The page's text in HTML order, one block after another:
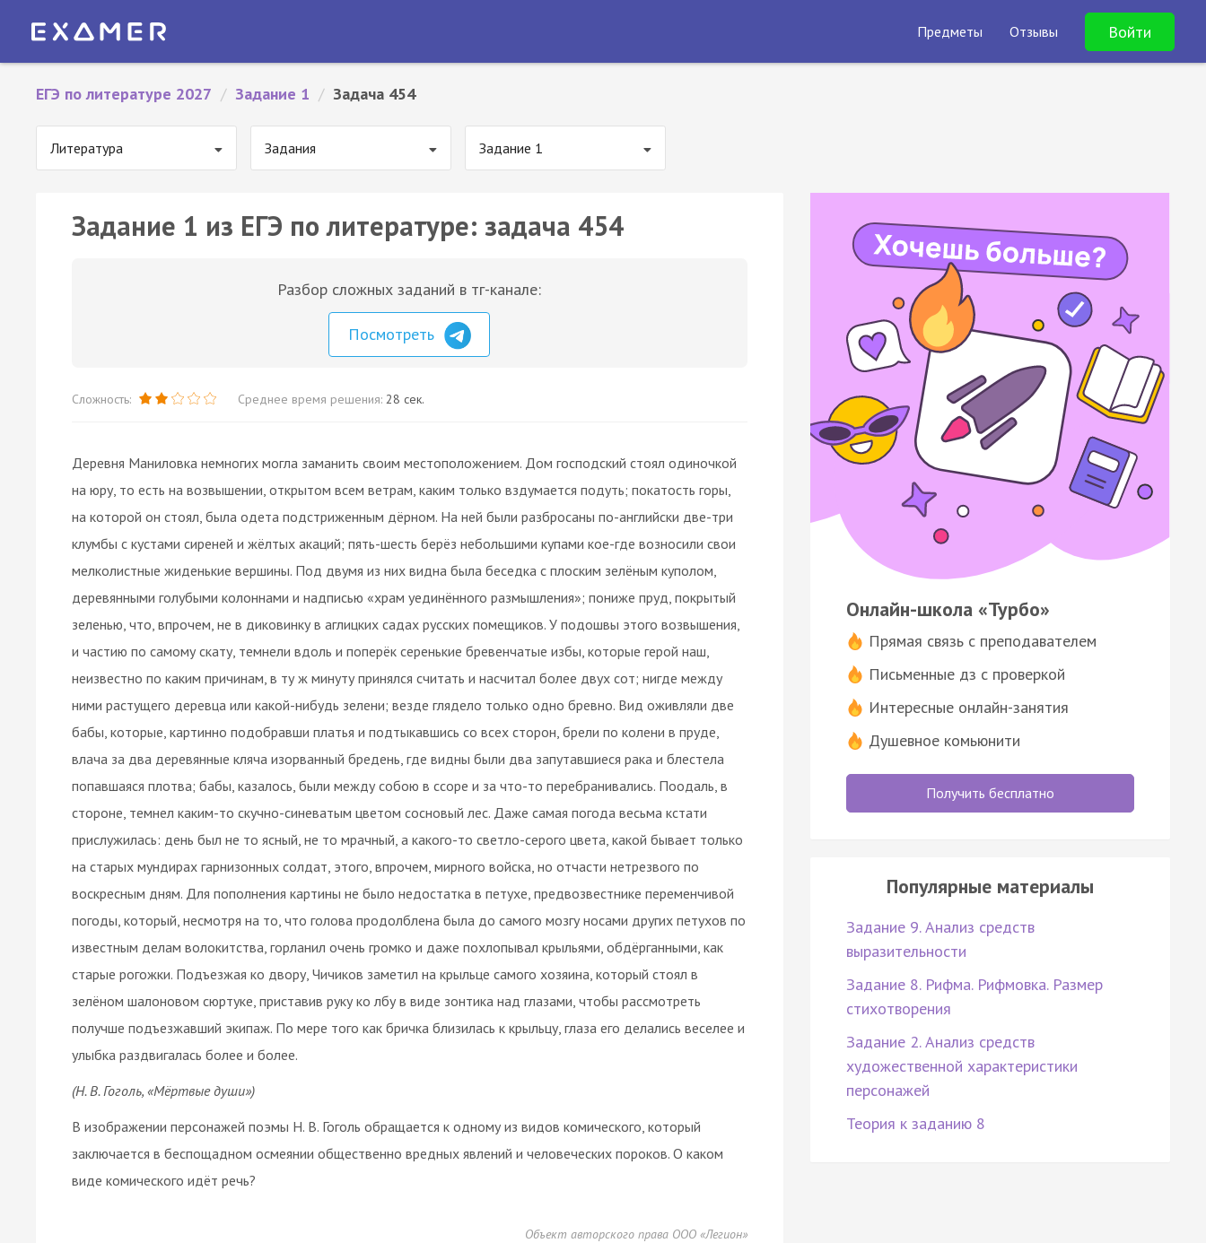
Предметы Отзывы Войти
ЕГЭ по литературе 2027 / Задание 1 / Задача 454
Литература Задания Задание 1
Задание 1 из ЕГЭ по литературе: задача 454
Разбор сложных заданий в тг-канале:
Посмотреть
Сложность: Среднее время решения: 28 сек.
Деревня Маниловка немногих могла заманить своим местоположением. Дом господский стоял одиночкой
на юру, то есть на возвышении, открытом всем ветрам, каким только вздумается подуть; покатость горы,
на которой он стоял, была одета подстриженным дёрном. На ней были разбросаны по-английски две-три
клумбы с кустами сиреней и жёлтых акаций; пять-шесть берёз небольшими купами кое-где возносили свои
мелколистные жиденькие вершины. Под двумя из них видна была беседка с плоским зелёным куполом,
деревянными голубыми колоннами и надписью «храм уединённого размышления»; пониже пруд, покрытый
зеленью, что, впрочем, не в диковинку в аглицких садах русских помещиков. У подошвы этого возвышения,
и частию по самому скату, темнели вдоль и поперёк серенькие бревенчатые избы, которые герой наш,
неизвестно по каким причинам, в ту ж минуту принялся считать и насчитал более двух сот; нигде между
ними растущего деревца или какой-нибудь зелени; везде глядело только одно бревно. Вид оживляли две
бабы, которые, картинно подобравши платья и подтыкавшись со всех сторон, брели по колени в пруде,
влача за два деревянные кляча изорванный бредень, где видны были два запутавшиеся рака и блестела
попавшаяся плотва; бабы, казалось, были между собою в ссоре и за что-то перебранивались. Поодаль, в
стороне, темнел каким-то скучно-синеватым цветом сосновый лес. Даже самая погода весьма кстати
прислужилась: день был не то ясный, не то мрачный, а какого-то светло-серого цвета, какой бывает только
на старых мундирах гарнизонных солдат, этого, впрочем, мирного войска, но отчасти нетрезвого по
воскресным дням. Для пополнения картины не было недостатка в петухе, предвозвестнике переменчивой
погоды, который, несмотря на то, что голова продолблена была до самого мозгу носами других петухов по
известным делам волокитства, горланил очень громко и даже похлопывал крыльями, обдёрганными, как
старые рогожки. Подъезжая ко двору, Чичиков заметил на крыльце самого хозяина, который стоял в
зелёном шалоновом сюртуке, приставив руку ко лбу в виде зонтика над глазами, чтобы рассмотреть
получше подъезжавший экипаж. По мере того как бричка близилась к крыльцу, глаза его делались веселее и
улыбка раздвигалась более и более.
(Н. В. Гоголь, «Мёртвые души»)
В изображении персонажей поэмы Н. В. Гоголь обращается к одному из видов комического, который
заключается в беспощадном осмеянии общественно вредных явлений и человеческих пороков. О каком
виде комического идёт речь?
Объект авторского права ООО «Легион»
Онлайн-школа «Турбо»
Прямая связь с преподавателем
Письменные дз с проверкой
Интересные онлайн-занятия
Душевное комьюнити
Получить бесплатно
Популярные материалы
Задание 9. Анализ средств
выразительности
Задание 8. Рифма. Рифмовка. Размер
стихотворения
Задание 2. Анализ средств
художественной характеристики
персонажей
Теория к заданию 8